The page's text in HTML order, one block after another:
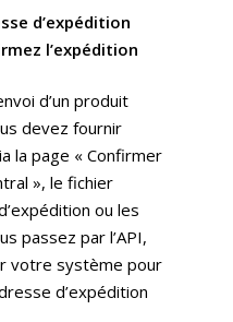
d’expédition
l’expédition
d’un produit
devez fournir
la page « Confirmer
», le fichier
ou les
passez par l’API,
votre système pour
d’expédition
Expertises
Stratégie
Publicité
Solutions
Gestion Publicitaire
Agence